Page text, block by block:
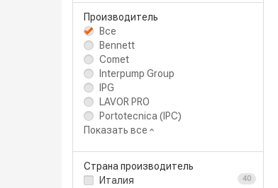
Производитель
Все
Bennett
Comet
Interpump Group
IPG
LAVOR PRO
Portotecnica (IPC)
Показать все
Страна производитель
Италия
40